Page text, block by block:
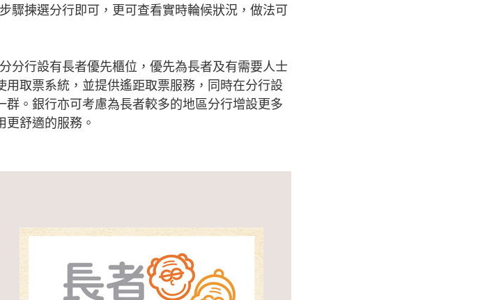
驟揀選分行即可，更可查看實時輪候狀況，做法可
分行設有長者優先櫃位，優先為長者及有需要人士
取票系統，並提供遙距取票服務，同時在分行設
。銀行亦可考慮為長者較多的地區分行增設更多
舒適的服務。